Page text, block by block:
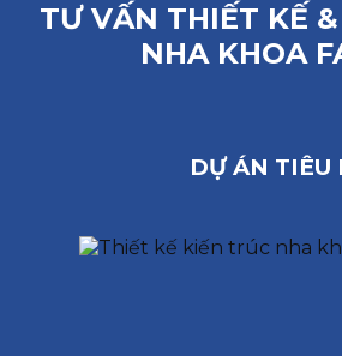
TƯ VẤN THIẾT KẾ
NHA KHOA
DỰ ÁN TIÊU